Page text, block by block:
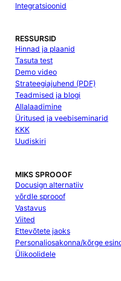
Integratsioonid
RESSURSID
Hinnad ja plaanid
Tasuta test
Demo video
Strateegiajuhend (PDF)
Teadmised ja blogi
Allalaadimine
Üritused ja veebiseminarid
KKK
Uudiskiri
MIKS SPROOOF
Docusign alternatiiv
võrdle sprooof
Vastavus
Viited
Ettevõtete jaoks
Personaliosakonna/kõrge
Ülikoolidele